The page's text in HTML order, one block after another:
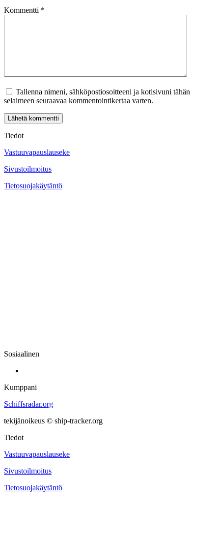
Kommentti *
Tallenna nimeni, sähköpostiosoitteeni ja kotisivuni tähän
selaimeen seuraavaa kommentointikertaa varten.
Tiedot
Vastuuvapauslauseke
Sivustoilmoitus
Tietosuojakäytäntö
Sosiaalinen
Kumppani
Schiffsradar.org
tekijänoikeus © ship-tracker.org
Tiedot
Vastuuvapauslauseke
Sivustoilmoitus
Tietosuojakäytäntö